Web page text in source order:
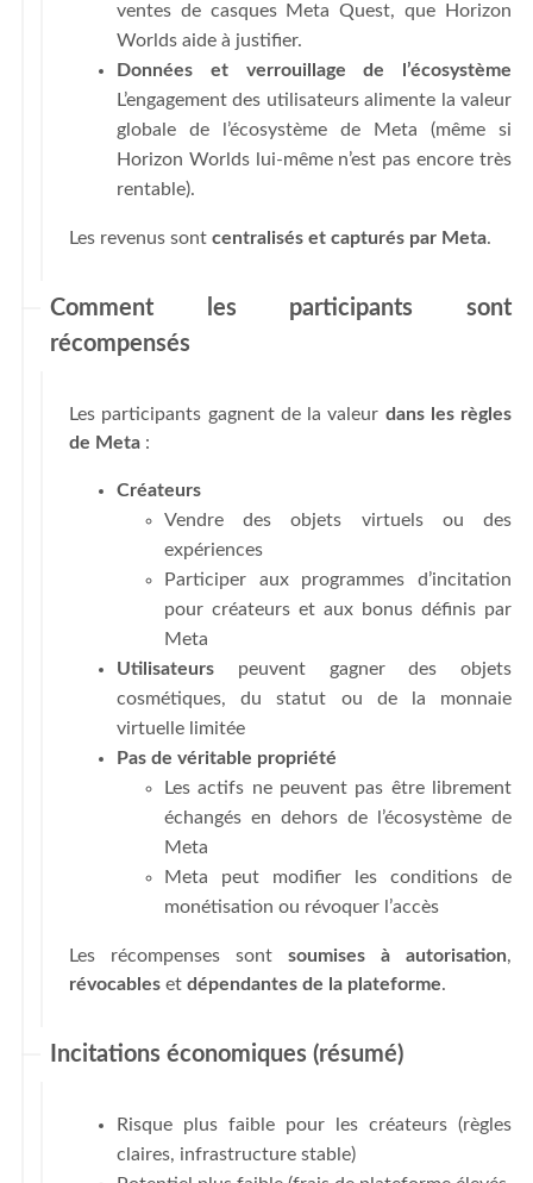
ventes de casques Meta Quest, que Horizon
Worlds aide à justifier.
Données et verrouillage de l’écosystème
L’engagement des utilisateurs alimente la valeur
globale de l’écosystème de Meta (même si
Horizon Worlds lui-même n’est pas encore très
rentable).
Les revenus sont centralisés et capturés par Meta.
Comment les participants sont
récompensés
Les participants gagnent de la valeur dans les règles
de Meta :
Créateurs
Vendre des objets virtuels ou des
expériences
Participer aux programmes d’incitation
pour créateurs et aux bonus définis par
Meta
Utilisateurs peuvent gagner des objets
cosmétiques, du statut ou de la monnaie
virtuelle limitée
Pas de véritable propriété
Les actifs ne peuvent pas être librement
échangés en dehors de l’écosystème de
Meta
Meta peut modifier les conditions de
monétisation ou révoquer l’accès
Les récompenses sont soumises à autorisation,
révocables et dépendantes de la plateforme.
Incitations économiques (résumé)
Risque plus faible pour les créateurs (règles
claires, infrastructure stable)